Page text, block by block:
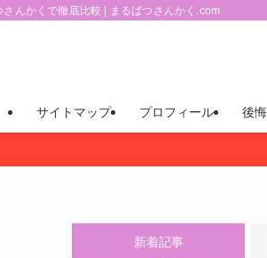
んかくで徹底比較 | まるばつさんかく.com
サイトマップ プロフィール 後
新着記事